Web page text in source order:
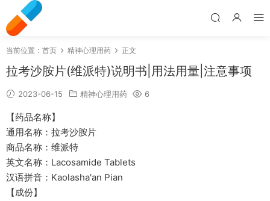
当前位置： 首页 精神心理用药 正文
拉考沙胺片(维派特)说明书|用法用量|注意事项
2023-06-15 精神心理用药 6
【药品名称】
通用名称：拉考沙胺片
商品名称：维派特
英文名称：Lacosamide Tablets
汉语拼音：Kaolasha'an Pian
【成份】